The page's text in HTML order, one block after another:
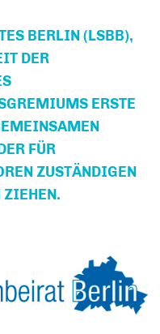
BERLIN (LSBB),
DER
ERSTE
FÜR
ZUSTÄNDIGEN
ZIEHEN.